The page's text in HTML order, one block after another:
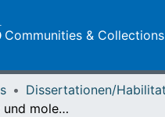
Communities & Collections
Biochemische und molekularbiologische Effekte einer suboptimalen Manganversorgung bei der wachsenden Ratte